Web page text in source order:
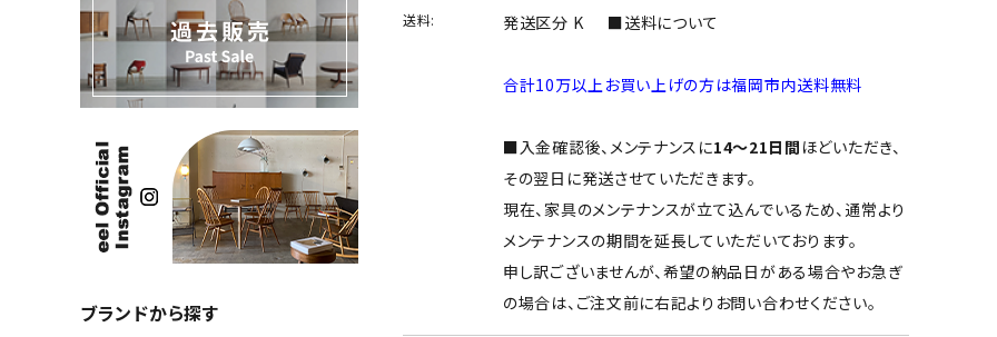
送料: 発送区分 K ■送料について
合計10万以上お買い上げの方は福岡市内送料無料
■入金確認後、メンテナンスに14～21日間 ほどいただき、
その翌日に発送させていただきます。
現在、家具のメンテナンスが立て込んでいるため、通常より
メンテナンスの期間を延長していただいております。
申し訳ございませんが、希望の納品日がある場合やお急ぎ
の場合は、ご注文前に右記よりお問い合わせください。
ブランドから探す